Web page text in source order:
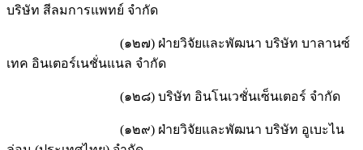
บริษัท สีลมการแพทย์ จำกัด
(๑๒๗) ฝ่ายวิจัยและพัฒนา บริษัท บาลานซ์
เทค อินเตอร์เนชั่นแนล จำกัด
(๑๒๘) บริษัท อินโนเวชั่นเซ็นเตอร์ จำกัด
(๑๒๙) ฝ่ายวิจัยและพัฒนา บริษัท อูเบะไน